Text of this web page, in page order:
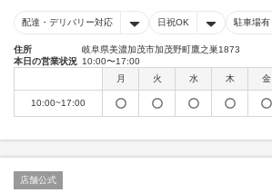
配達・デリバリー対応 日祝OK 駐車場有
住所
岐阜県美濃加茂市加茂野町鷹之巣1873
本日の営業状況 10:00〜17:00
月
火 水 木 金
10:00~17:00
店舗公式